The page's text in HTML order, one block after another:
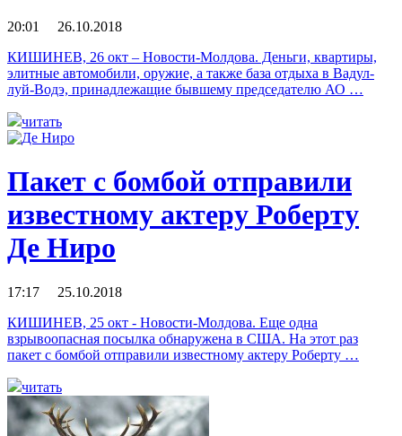
20:01 26.10.2018
КИШИНЕВ, 26 окт – Новости-Молдова. Деньги, квартиры,
элитные автомобили, оружие, а также база отдыха в Вадул-
луй-Водэ, принадлежащие бывшему председателю АО …
читать
Пакет с бомбой отправили
известному актеру Роберту
Де Ниро
17:17 25.10.2018
КИШИНЕВ, 25 окт - Новости-Молдова. Еще одна
взрывоопасная посылка обнаружена в США. На этот раз
пакет с бомбой отправили известному актеру Роберту …
читать